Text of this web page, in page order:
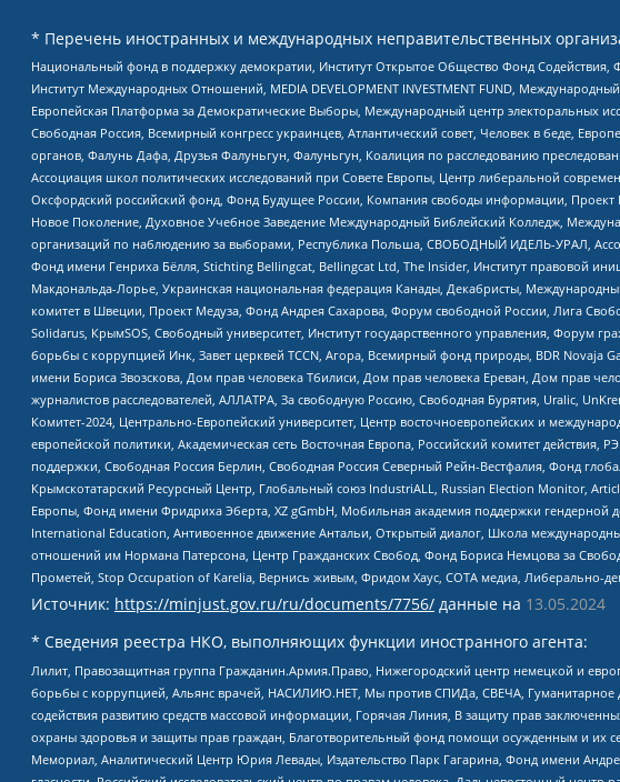
* Перечень иностранных и международных неправительственных
Национальный фонд в поддержку демократии, Институт Открытое Общество Фонд
Институт Международных Отношений, MEDIA DEVELOPMENT INVESTMENT FUND,
Европейская Платформа за Демократические Выборы, Международный центр электоральных
Свободная Россия, Всемирный конгресс украинцев, Атлантический совет, Человек в беде,
органов, Фалунь Дафа, Друзья Фалуньгун, Фалуньгун, Коалиция по расследованию
Ассоциация школ политических исследований при Совете Европы, Центр либеральной
Оксфордский российский фонд, Фонд Будущее России, Компания свободы информации, Проект
Новое Поколение, Духовное Учебное Заведение Международный Библейский Колледж,
организаций по наблюдению за выборами, Республика Польша, СВОБОДНЫЙ ИДЕЛЬ-УРАЛ,
Фонд имени Генриха Бёлля, Stichting Bellingcat, Bellingcat Ltd, The Insider, Институт правовой
Макдональда-Лорье, Украинская национальная федерация Канады, Декабристы,
комитет в Швеции, Проект Медуза, Фонд Андрея Сахарова, Форум свободной России, Лига
Solidarus, КрымSOS, Свободный университет, Институт государственного управления, Форум
борьбы с коррупцией Инк, Завет церквей TCCN, Агора, Всемирный фонд природы, BDR Novaja
имени Бориса Звозскова, Дом прав человека Тбилиси, Дом прав человека Ереван, Дом прав
журналистов расследователей, АЛЛАТРА, За свободную Россию, Свободная Бурятия, Uralic,
Комитет-2024, Центрально-Европейский университет, Центр восточноевропейских и
европейской политики, Академическая сеть Восточная Европа, Российский комитет
поддержки, Свободная Россия Берлин, Свободная Россия Северный Рейн-Вестфалия, Фонд
Крымскотатарский Ресурсный Центр, Глобальный союз IndustriALL, Russian Election Monitor,
Европы, Фонд имени Фридриха Эберта, XZ gGmbH, Мобильная академия поддержки
International Education, Антивоенное движение Антальи, Открытый диалог, Школа
отношений им Нормана Патерсона, Центр Гражданских Свобод, Фонд Бориса Немцова за
Прометей, Stop Occupation of Karelia, Вернись живым, Фридом Хаус, СОТА медиа, Либерально-
Источник: https://minjust.gov.ru/ru/documents/7756/ данные на 13.05.2024
* Сведения реестра НКО, выполняющих функции иностранного агента:
Лилит, Правозащитная группа Гражданин.Армия.Право, Нижегородский центр немецкой и
борьбы с коррупцией, Альянс врачей, НАСИЛИЮ.НЕТ, Мы против СПИДа, СВЕЧА, Гуманитарное
содействия развитию средств массовой информации, Горячая Линия, В защиту прав
охраны здоровья и защиты прав граждан, Благотворительный фонд помощи осужденным и их
Мемориал, Аналитический Центр Юрия Левады, Издательство Парк Гагарина, Фонд имени